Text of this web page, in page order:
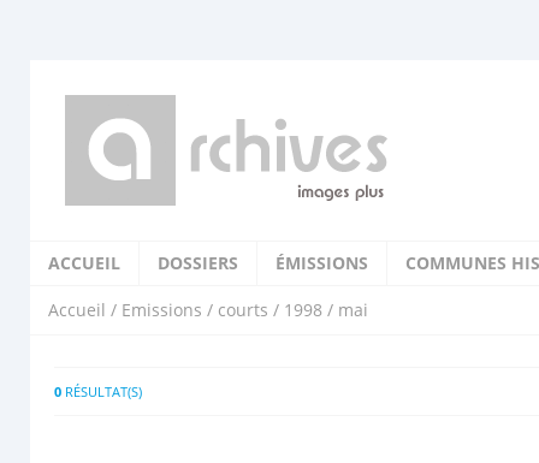
ACCUEIL DOSSIERS ÉMISSIONS COMMUNES
Accueil / Emissions / courts / 1998 / mai
0 RÉSULTAT(S)